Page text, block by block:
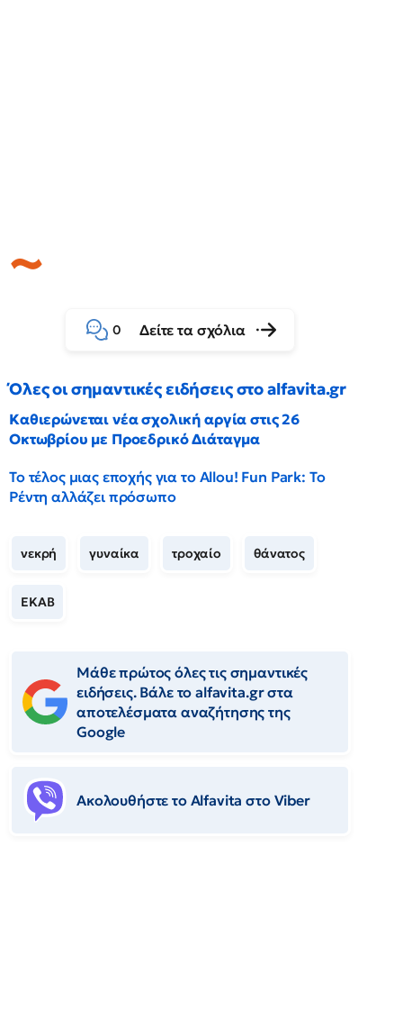
0 Δείτε τα σχόλια
Όλες οι σημαντικές ειδήσεις στο alfavita.gr
Καθιερώνεται νέα σχολική αργία στις 26
Οκτωβρίου με Προεδρικό Διάταγμα
Το τέλος μιας εποχής για το Allou! Fun Park: Το
Ρέντη αλλάζει πρόσωπο
νεκρή γυναίκα τροχαίο θάνατος
ΕΚΑΒ
Μάθε πρώτος όλες τις σημαντικές
ειδήσεις. Βάλε το alfavita.gr στα
αποτελέσματα αναζήτησης της
Google
Ακολουθήστε το Αlfavita στο Viber